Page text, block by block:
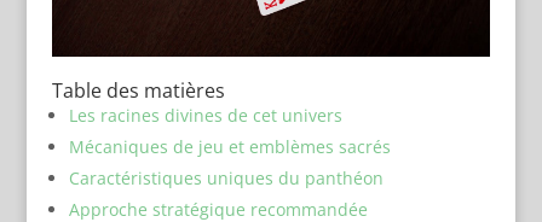
Table des matières
Les racines divines de cet univers
Mécaniques de jeu et emblèmes sacrés
Caractéristiques uniques du panthéon
Approche stratégique recommandée